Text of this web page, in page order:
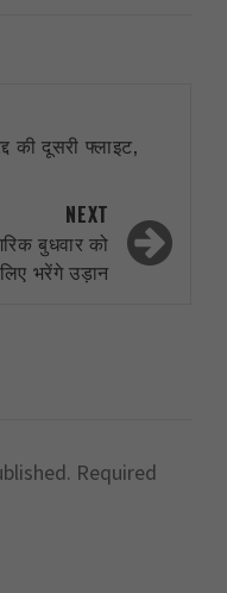
की दूसरी फ्लाइट,
NEXT
बुधवार को
भरेंगे उड़ान
Required